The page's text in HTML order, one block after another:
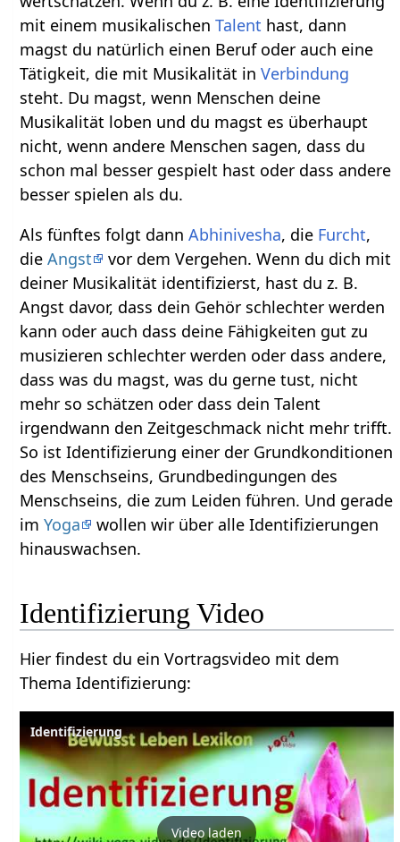
mit einem musikalischenTalent hast, dann
magst du natürlich einen Beruf oder auch eine
Tätigkeit, die mit Musikalität inVerbindung
steht. Du magst, wenn Menschen deine
Musikalität loben und du magst es überhaupt
nicht, wenn andere Menschen sagen, dass du
schon mal besser gespielt hast oder dass andere
besser spielen als du.
Als fünftes folgt dannAbhinivesha, die Furcht,
dieAngst
vor dem Vergehen. Wenn du dich mit
deiner Musikalität identifizierst, hast du z. B.
Angst davor, dass dein Gehör schlechter werden
kann oder auch dass deine Fähigkeiten gut zu
musizieren schlechter werden oder dass andere,
dass was du magst, was du gerne tust, nicht
mehr so schätzen oder dass dein Talent
irgendwann den Zeitgeschmack nicht mehr trifft.
So ist Identifizierung einer der Grundkonditionen
des Menschseins, Grundbedingungen des
Menschseins, die zum Leiden führen. Und gerade
imYoga
wollen wir über alle Identifizierungen
hinauswachsen.
Identifizierung‏‎ Video
Hier findest du ein Vortragsvideo mit dem
Thema Identifizierung‏‎:
Identifizierung
Video laden